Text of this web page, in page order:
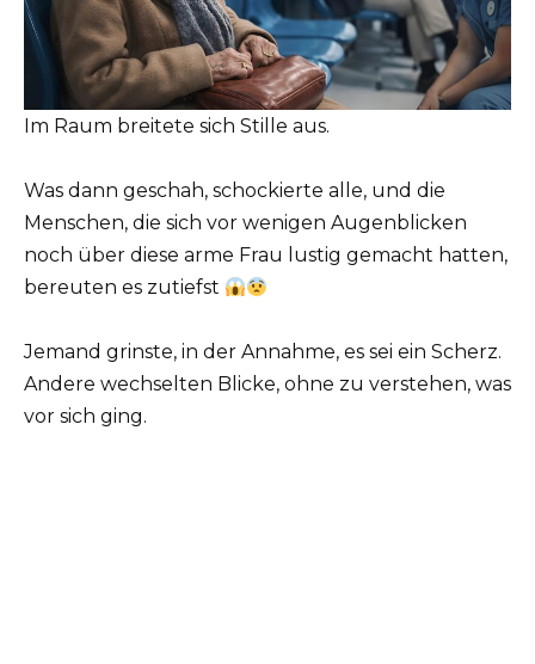
Im Raum breitete sich Stille aus.
Was dann geschah, schockierte alle, und die
Menschen, die sich vor wenigen Augenblicken
noch über diese arme Frau lustig gemacht hatten,
bereuten es zutiefst
Jemand grinste, in der Annahme, es sei ein Scherz.
Andere wechselten Blicke, ohne zu verstehen, was
vor sich ging.